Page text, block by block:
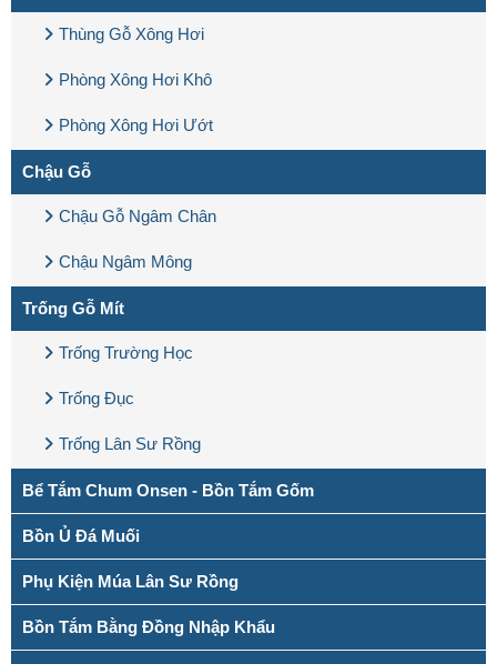
Thùng Gỗ Xông Hơi
Phòng Xông Hơi Khô
Phòng Xông Hơi Ướt
Chậu Gỗ
Chậu Gỗ Ngâm Chân
Chậu Ngâm Mông
Trống Gỗ Mít
Trống Trường Học
Trống Đục
Trống Lân Sư Rồng
Bể Tắm Chum Onsen - Bồn Tắm Gốm
Bồn Ủ Đá Muối
Phụ Kiện Múa Lân Sư Rồng
Bồn Tắm Bằng Đồng Nhập Khẩu